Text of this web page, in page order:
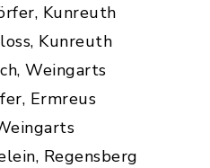
Kunreuth
Kunreuth
Weingarts
Ermreus
Regensberg